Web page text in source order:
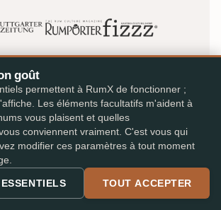
de rhum d'Europe – 48 détaillants
goût
permettent à RumX de fonctionner ;
Les éléments facultatifs m'aident à
vous plaisent et quelles
conviennent vraiment. C'est vous qui
modifier ces paramètres à tout moment
TOUT ACCEPTER